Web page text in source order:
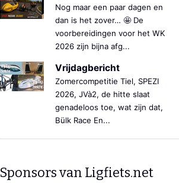
Nog maar een paar dagen en
dan is het zover… 🤩 De
voorbereidingen voor het WK
2026 zijn bijna afg...
Vrijdagbericht
Zomercompetitie Tiel, SPEZI
2026, JVà2, de hitte slaat
genadeloos toe, wat zijn dat,
Bülk Race En...
Sponsors van Ligfiets.net